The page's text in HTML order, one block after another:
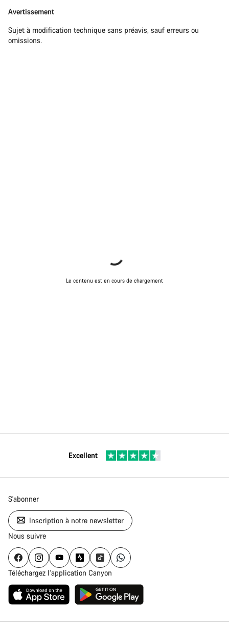
Avertissement
Avertissement
Sujet à modification technique sans préavis, sauf erreurs ou
omissions.
Le contenu est en cours de chargement
Excellent
S'abonner
Inscription à notre newsletter
Nous suivre
Téléchargez l’application Canyon